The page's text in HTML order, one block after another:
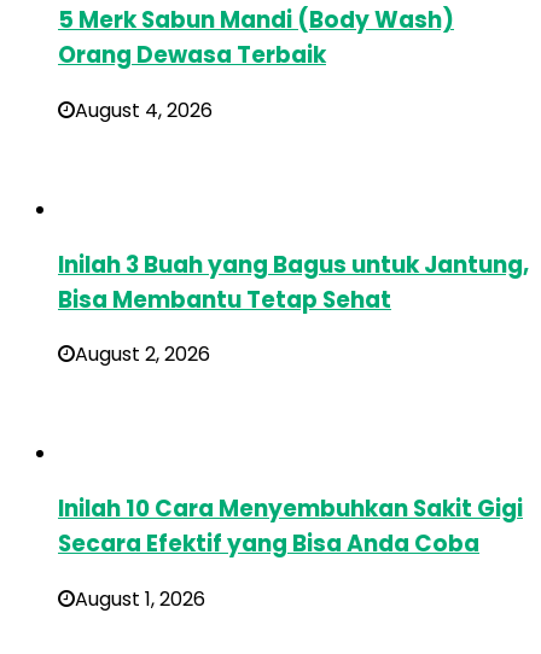
5 Merk Sabun Mandi (Body Wash)
Orang Dewasa Terbaik
August 4, 2026
Inilah 3 Buah yang Bagus untuk Jantung,
Bisa Membantu Tetap Sehat
August 2, 2026
Inilah 10 Cara Menyembuhkan Sakit Gigi
Secara Efektif yang Bisa Anda Coba
August 1, 2026